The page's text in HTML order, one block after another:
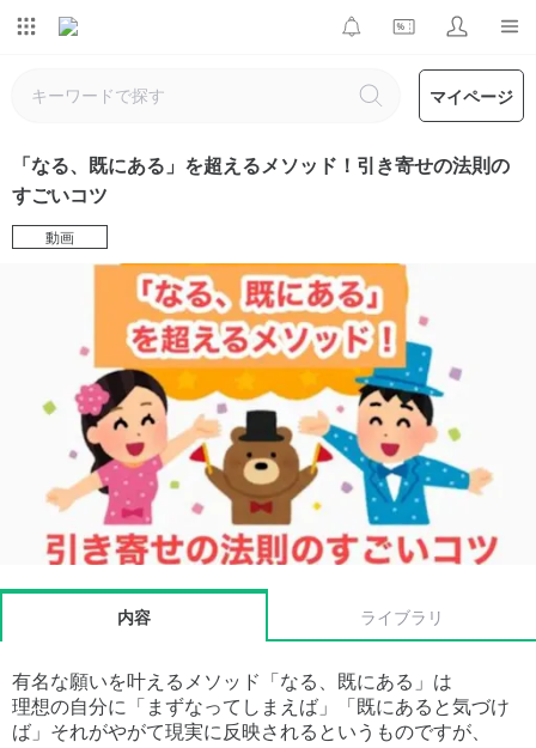
マイページ
「なる、既にある」を超えるメソッド！引き寄せの法則の
すごいコツ
動画
内容 ライブラリ
有名な願いを叶えるメソッド「なる、既にある」は
理想の自分に「まずなってしまえば」「既にあると気づけ
ば」それがやがて現実に反映されるというものですが、